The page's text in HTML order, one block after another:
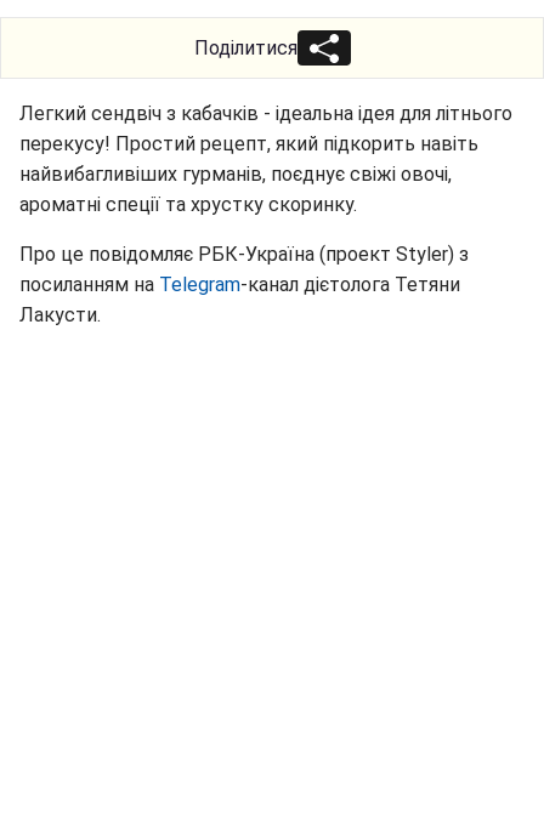
Поділитися
Легкий сендвіч з кабачків - ідеальна ідея для літнього
перекусу! Простий рецепт, який підкорить навіть
найвибагливіших гурманів, поєднує свіжі овочі,
ароматні спеції та хрустку скоринку.
Про це повідомляє РБК-Україна (проект Styler) з
посиланням на Telegram-канал дієтолога Тетяни
Лакусти.